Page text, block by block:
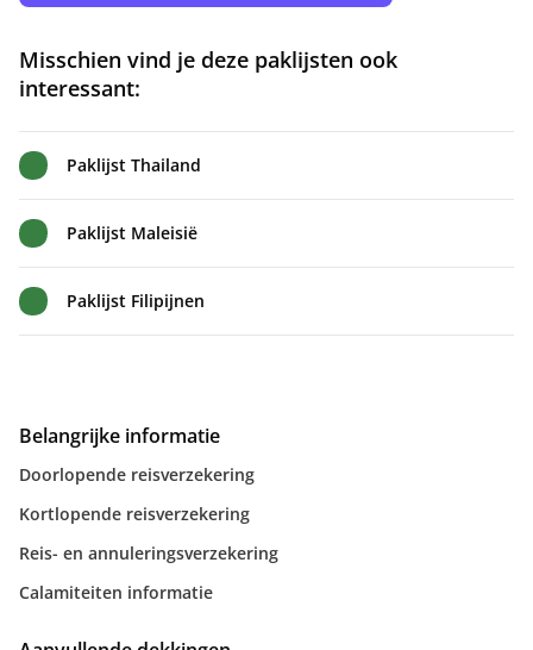
Misschien vind je deze paklijsten ook
interessant:
Paklijst Thailand
Paklijst Maleisië
Paklijst Filipijnen
Belangrijke informatie
Doorlopende reisverzekering
Kortlopende reisverzekering
Reis- en annuleringsverzekering
Calamiteiten informatie